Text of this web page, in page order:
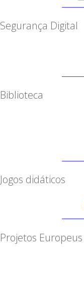
Segurança Digital
Biblioteca
Jogos didáticos
Projetos Europeus